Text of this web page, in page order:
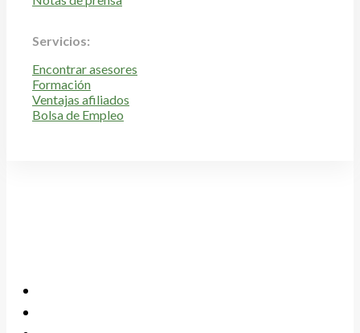
Servicios:
Encontrar asesores
Formación
Ventajas afiliados
Bolsa de Empleo